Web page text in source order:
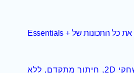
גרסת הפרימיום כוללת את כל התכונות של Essentials +
שימוש יעד למשחקי 2D, חיתוך מתקדם, ללא